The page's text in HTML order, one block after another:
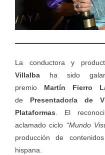
La conductora y
Villalba ha sido
premio Martín Fierro
de Presentador/a
Plataformas. El
aclamado ciclo “Mundo
producción de
hispana.